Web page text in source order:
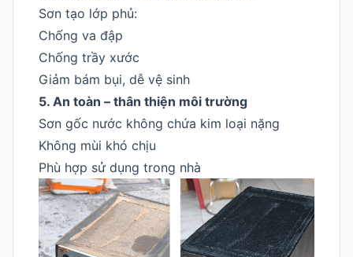
Sơn tạo lớp phủ:
Chống va đập
Chống trầy xước
Giảm bám bụi, dễ vệ sinh
5. An toàn – thân thiện môi trường
Sơn gốc nước không chứa kim loại nặng
Không mùi khó chịu
Phù hợp sử dụng trong nhà